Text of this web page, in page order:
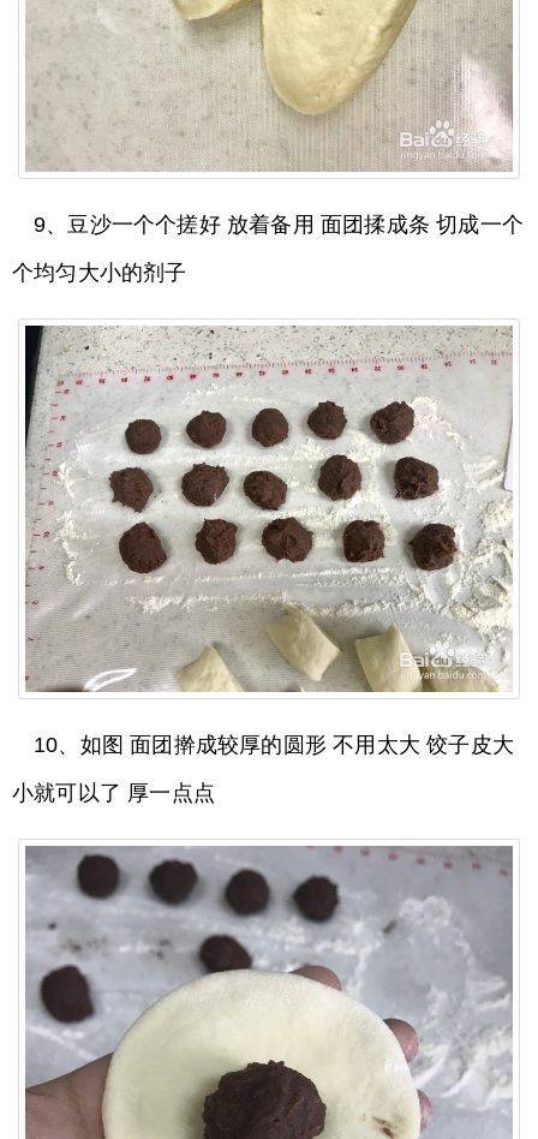
9、豆沙一个个搓好 放着备用 面团揉成条 切成一个
个均匀大小的剂子
10、如图 面团擀成较厚的圆形 不用太大 饺子皮大
小就可以了 厚一点点